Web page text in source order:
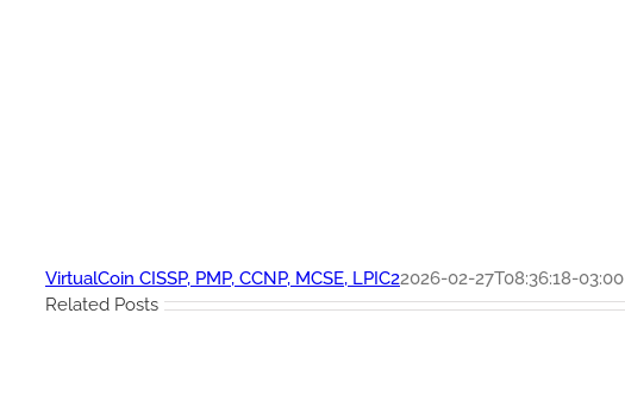
VirtualCoin CISSP, PMP, CCNP, MCSE, LPIC22026-02-27T08:36:18-03:00
Related Posts